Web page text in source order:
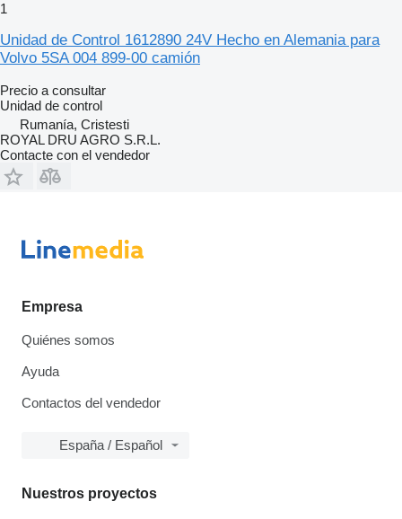
1
Unidad de Control 1612890 24V Hecho en Alemania para
Volvo 5SA 004 899-00 camión
Precio a consultar
Unidad de control
Rumanía, Cristesti
ROYAL DRU AGRO S.R.L.
Contacte con el vendedor
Empresa
Quiénes somos
Ayuda
Contactos del vendedor
España / Español
Nuestros proyectos